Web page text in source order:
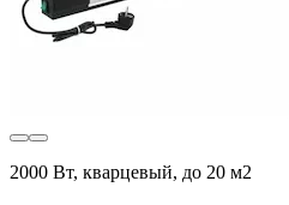
2000 Вт, кварцевый, до 20 м2